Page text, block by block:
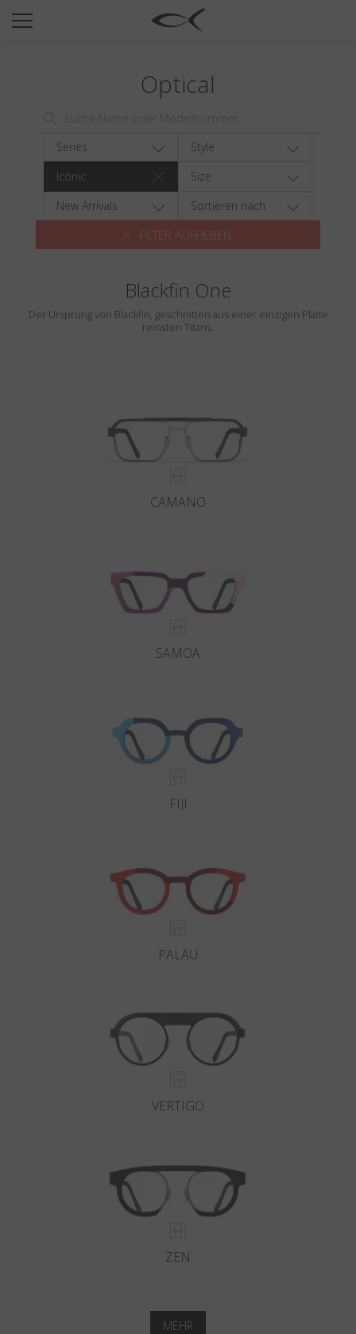
SUN
TITANIUM
NEWSROOM
Search
Optical
Series
Style
Iconic
Size
New Arrivals
Sortieren nach
FILTER AUFHEBEN
Blackfin One
Der Ursprung von Blackfin, geschnitten aus einer einzigen Platte
reinsten Titans.
CAMANO
SAMOA
FIJI
PALAU
VERTIGO
ZEN
MEHR